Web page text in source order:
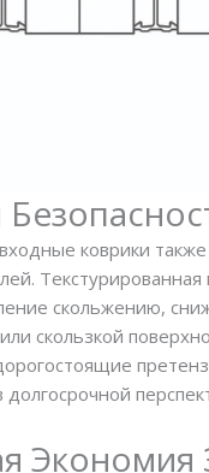
коврики
скольжению,
скользкой
Экономия